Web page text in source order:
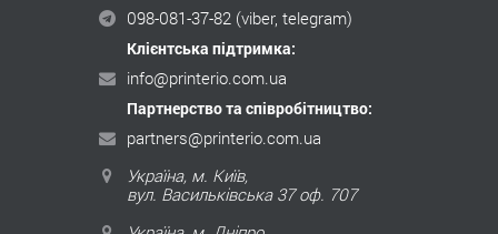
098-081-37-82 (viber, telegram)
Клієнтська підтримка:
info@printerio.com.ua
Партнерство та співробітництво:
partners@printerio.com.ua
Україна, м. Київ,
вул. Васильківська 37 оф. 707